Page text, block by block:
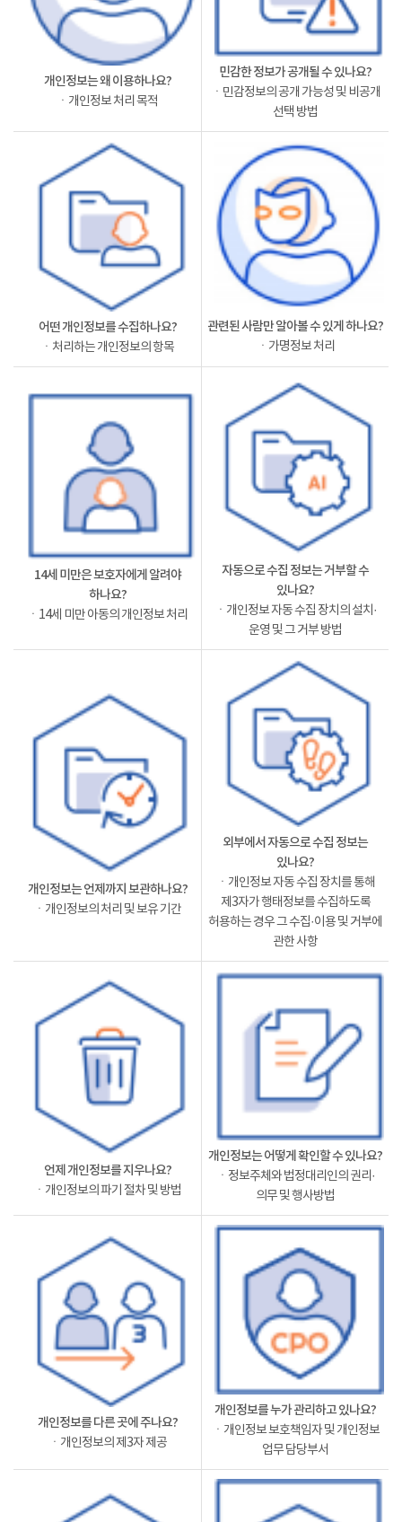
개인정보는 왜 이용하나요?
ㆍ개인정보 처리 목적
민감한 정보가 공개될 수 있나요?
ㆍ민감정보의 공개 가능성 및 비공개
선택 방법
어떤 개인정보를 수집하나요?
ㆍ처리하는 개인정보의 항목
관련된 사람만 알아볼 수 있게 하나요?
ㆍ가명정보 처리
14세 미만은 보호자에게 알려야
하나요?
ㆍ14세 미만 아동의 개인정보 처리
자동으로 수집 정보는 거부할 수
있나요?
ㆍ개인정보 자동 수집 장치의 설치·
운영 및 그 거부 방법
개인정보는 언제까지 보관하나요?
ㆍ개인정보의 처리 및 보유 기간
외부에서 자동으로 수집 정보는
있나요?
ㆍ개인정보 자동 수집 장치를 통해
제3자가 행태정보를 수집하도록
허용하는 경우 그 수집·이용 및 거부에
관한 사항
언제 개인정보를 지우나요?
ㆍ개인정보의 파기 절차 및 방법
개인정보는 어떻게 확인할 수 있나요?
ㆍ정보주체와 법정대리인의 권리·
의무 및 행사방법
개인정보를 다른 곳에 주나요?
ㆍ개인정보의 제3자 제공
개인정보를 누가 관리하고 있나요?
ㆍ개인정보 보호책임자 및 개인정보
업무 담당부서